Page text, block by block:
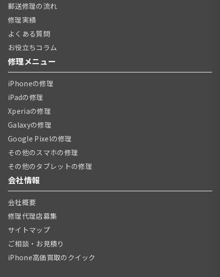
郵送修理の流れ
修理実績
よくある質問
お役立ちコラム
修理メニュー
iPhoneの修理
iPadの修理
Xperiaの修理
Galaxyの修理
Google Pixelの修理
その他のスマホの修理
その他のタブレットの修理
会社情報
会社概要
修理代理店募集
サイトマップ
ご相談・お見積り
iPhone高価買取のクイック